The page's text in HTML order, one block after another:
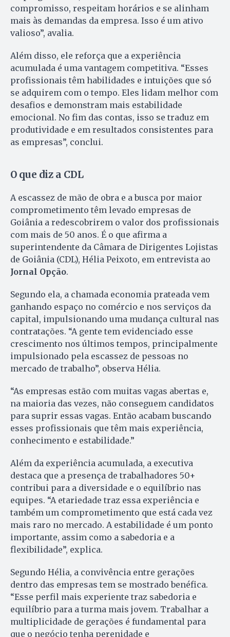
compromisso, respeitam horários e se alinham
mais às demandas da empresa. Isso é um ativo
valioso”, avalia.
Além disso, ele reforça que a experiência
acumulada é uma vantagem competitiva. “Esses
profissionais têm habilidades e intuições que só
se adquirem com o tempo. Eles lidam melhor com
desafios e demonstram mais estabilidade
emocional. No fim das contas, isso se traduz em
produtividade e em resultados consistentes para
as empresas”, conclui.
O que diz a CDL
A escassez de mão de obra e a busca por maior
comprometimento têm levado empresas de
Goiânia a redescobrirem o valor dos profissionais
com mais de 50 anos. É o que afirma a
superintendente da Câmara de Dirigentes Lojistas
de Goiânia (CDL), Hélia Peixoto, em entrevista ao
Jornal Opção.
Segundo ela, a chamada economia prateada vem
ganhando espaço no comércio e nos serviços da
capital, impulsionando uma mudança cultural nas
contratações. “A gente tem evidenciado esse
crescimento nos últimos tempos, principalmente
impulsionado pela escassez de pessoas no
mercado de trabalho”, observa Hélia.
“As empresas estão com muitas vagas abertas e,
na maioria das vezes, não conseguem candidatos
para suprir essas vagas. Então acabam buscando
esses profissionais que têm mais experiência,
conhecimento e estabilidade.”
Além da experiência acumulada, a executiva
destaca que a presença de trabalhadores 50+
contribui para a diversidade e o equilíbrio nas
equipes. “A etariedade traz essa experiência e
também um comprometimento que está cada vez
mais raro no mercado. A estabilidade é um ponto
importante, assim como a sabedoria e a
flexibilidade”, explica.
Segundo Hélia, a convivência entre gerações
dentro das empresas tem se mostrado benéfica.
“Esse perfil mais experiente traz sabedoria e
equilíbrio para a turma mais jovem. Trabalhar a
multiplicidade de gerações é fundamental para
que o negócio tenha perenidade e